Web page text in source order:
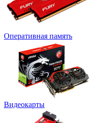
Оперативная память
Видеокарты